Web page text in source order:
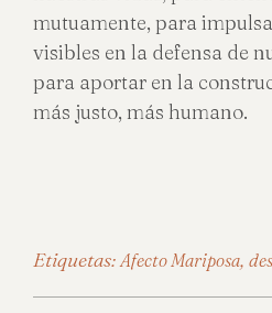
mutuamente, para
visibles en la defensa de
para aportar en la
más justo, más humano.
Etiquetas: Afecto Mariposa,